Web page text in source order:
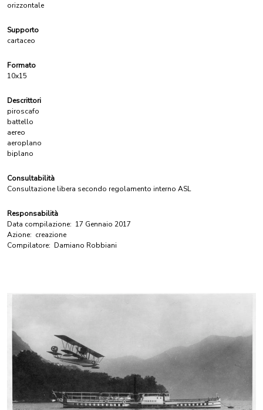
orizzontale
Supporto
cartaceo
Formato
10x15
Descrittori
piroscafo
battello
aereo
aeroplano
biplano
Consultabilità
Consultazione libera secondo regolamento interno ASL
Responsabilità
Data compilazione: 17 Gennaio 2017
Azione: creazione
Compilatore: Damiano Robbiani